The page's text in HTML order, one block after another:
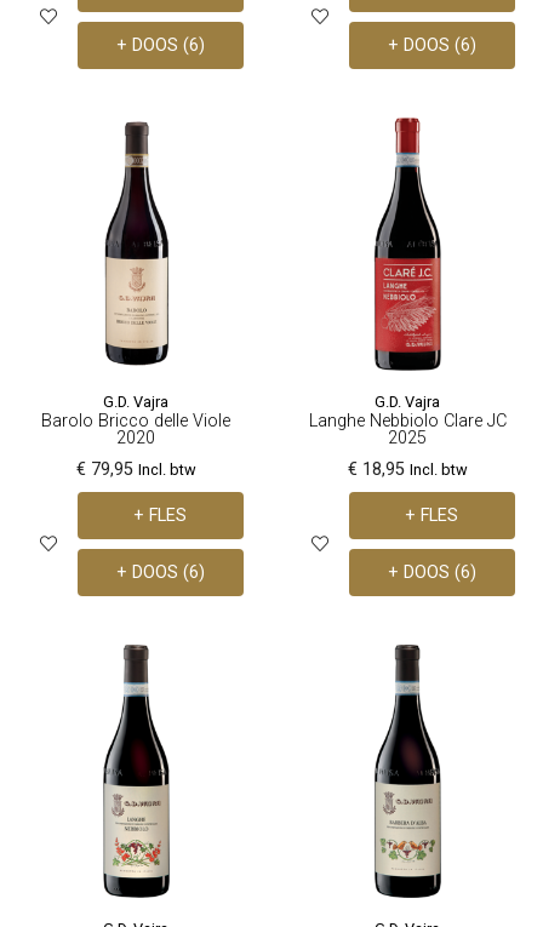
+ DOOS (6) + DOOS (6)
G.D. Vajra
Barolo Bricco delle Viole
2020
€ 79,95 Incl. btw
+ FLES
+ DOOS (6)
G.D. Vajra
Langhe Nebbiolo Clare JC
2025
€ 18,95 Incl. btw
+ FLES
+ DOOS (6)